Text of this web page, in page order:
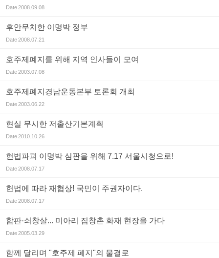
Date2008.09.08
후안무치한 이명박 정부
Date2008.07.21
호주제폐지를 위해 지역 인사들이 모여
Date2003.07.08
호주제폐지경남운동본부 토론회 개최
Date2003.06.22
현실 무시한 저출산기본계획
Date2010.10.26
헌법파괴 이명박 심판을 위해 7.17 서울시청으로!
Date2008.07.17
헌법에 따라 재협상! 국민이 주권자이다.
Date2008.07.17
합판·쇠창살... 미아리 집창촌 화재 현장을 가다
Date2005.03.29
함께 달리며 "호주제 폐지"의 물결로